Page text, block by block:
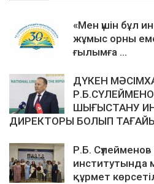
«Мен үшін бұл
жұмыс орны
ғылымға ...
ДҮКЕН
ШЫҒЫСТАНУ
ДИРЕКТОРЫ БОЛЫП
Р.Б.
институтында
құрмет